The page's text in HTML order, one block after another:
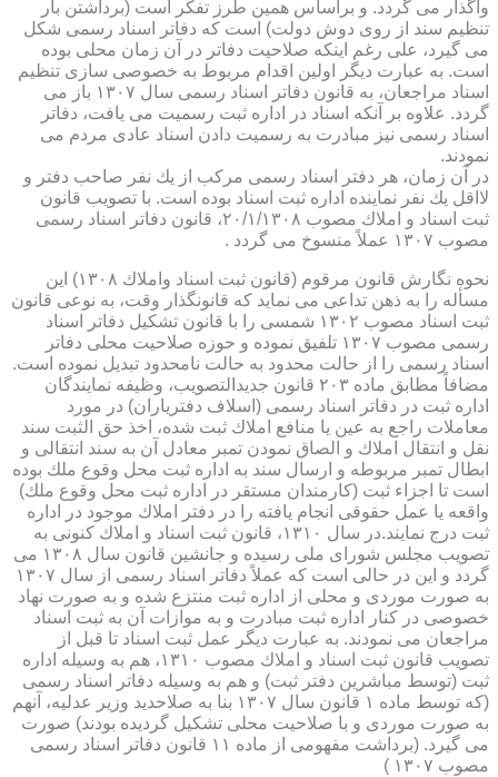
واگذار می گردد. و براساس همین طرز تفكر است (برداشتن بار
تنظیم سند از روی دوش دولت) است كه دفاتر اسناد رسمی شكل
می گیرد، علی رغم اینكه صلاحیت دفاتر در آن زمان محلی بوده
است. به عبارت دیگر اولین اقدام مربوط به خصوصی سازی تنظیم
اسناد مراجعان، به قانون دفاتر اسناد رسمی سال ۱۳۰۷ باز می
گردد. علاوه بر آنكه اسناد در اداره ثبت رسمیت می یافت، دفاتر
اسناد رسمی نیز مبادرت به رسمیت دادن اسناد عادی مردم می
نمودند.
در آن زمان، هر دفتر اسناد رسمی مركب از یك نفر صاحب دفتر و
لااقل یك نفر نماینده اداره ثبت اسناد بوده است. با تصویب قانون
ثبت اسناد و املاك مصوب ۲۰/۱/۱۳۰۸، قانون دفاتر اسناد رسمی
مصوب ۱۳۰۷ عملاً منسوخ می گردد .
نحوه نگارش قانون مرقوم (قانون ثبت اسناد واملاك ۱۳۰۸) این
مسأله را به ذهن تداعی می نماید كه قانونگذار وقت، به نوعی قانون
ثبت اسناد مصوب ۱۳۰۲ شمسی را با قانون تشكیل دفاتر اسناد
رسمی مصوب ۱۳۰۷ تلفیق نموده و حوزه صلاحیت محلی دفاتر
اسناد رسمی را از حالت محدود به حالت نامحدود تبدیل نموده است.
مضافاً مطابق ماده ۲۰۳ قانون جدیدالتصویب، وظیفه نمایندگان
اداره ثبت در دفاتر اسناد رسمی (اسلاف دفتریاران) در مورد
معاملات راجع به عین یا منافع املاك ثبت شده، اخذ حق الثبت سند
نقل و انتقال املاك و الصاق نمودن تمبر معادل آن به سند انتقالی و
ابطال تمبر مربوطه و ارسال سند به اداره ثبت محل وقوع ملك بوده
است تا اجزاء ثبت (كارمندان مستقر در اداره ثبت محل وقوع ملك)
واقعه یا عمل حقوقی انجام یافته را در دفتر املاك موجود در اداره
ثبت درج نمایند.در سال ۱۳۱۰، قانون ثبت اسناد و املاك كنونی به
تصویب مجلس شورای ملی رسیده و جانشین قانون سال ۱۳۰۸ می
گردد و این در حالی است كه عملاً دفاتر اسناد رسمی از سال ۱۳۰۷
به صورت موردی و محلی از اداره ثبت منتزع شده و به صورت نهاد
خصوصی در كنار اداره ثبت مبادرت و به موازات آن به ثبت اسناد
مراجعان می نمودند. به عبارت دیگر عمل ثبت اسناد تا قبل از
تصویب قانون ثبت اسناد و املاك مصوب ۱۳۱۰، هم به وسیله اداره
ثبت (توسط مباشرین دفتر ثبت) و هم به وسیله دفاتر اسناد رسمی
(كه توسط ماده ۱ قانون سال ۱۳۰۷ بنا به صلاحدید وزیر عدلیه، آنهم
به صورت موردی و با صلاحیت محلی تشكیل گردیده بودند) صورت
می گیرد. (برداشت مفهومی از ماده ۱۱ قانون دفاتر اسناد رسمی
مصوب ۱۳۰۷ )